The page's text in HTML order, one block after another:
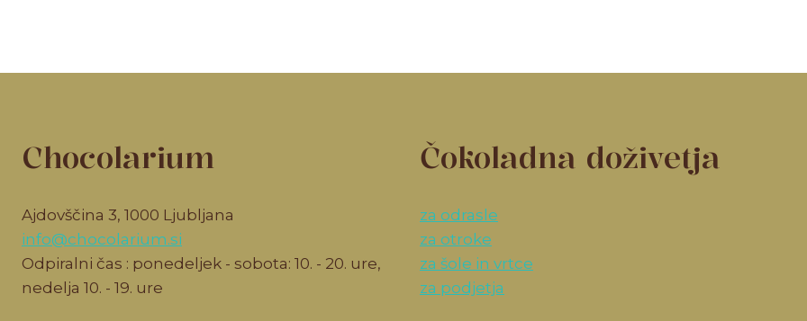
Chocolarium
Ajdovščina 3, 1000 Ljubljana
info@chocolarium.si
Odpiralni čas : ponedeljek - sobota: 10. - 20. ure,
nedelja 10. - 19. ure
Čokoladna doživetja
za odrasle
za otroke
za šole in vrtce
za podjetja